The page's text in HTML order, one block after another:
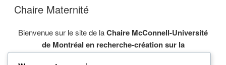
Chaire Maternité
Bienvenue sur le site de laChaire McConnell-Université
de Montréal en recherche-création sur la